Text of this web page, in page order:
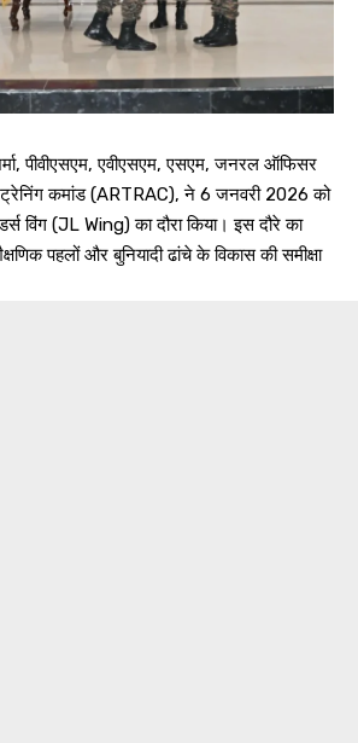
पीवीएसएम, एवीएसएम, एसएम, जनरल ऑफिसर
ट्रेनिंग कमांड (ARTRAC), ने 6 जनवरी 2026 को
विंग (JL Wing) का दौरा किया। इस दौरे का
पहलों और बुनियादी ढांचे के विकास की समीक्षा